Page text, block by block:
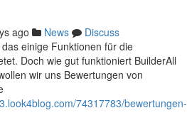
ago News
Discuss
einige Funktionen für die
Doch wie gut funktioniert BuilderAll
wir uns Bewertungen von
74317783/bewertungen-